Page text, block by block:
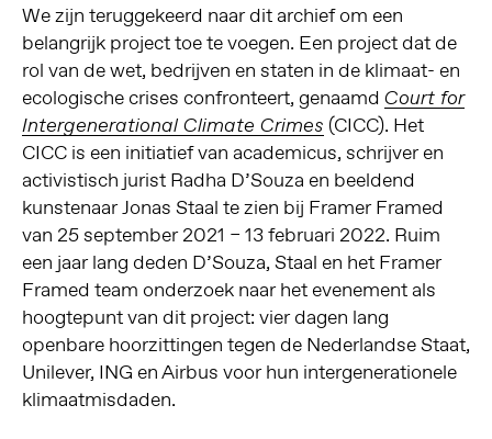
We zijn teruggekeerd naar dit archief om een
belangrijk project toe te voegen. Een project dat de
rol van de wet, bedrijven en staten in de klimaat- en
ecologische crises confronteert, genaamd Court for
Intergenerational Climate Crimes (CICC). Het
CICC is een initiatief van academicus, schrijver en
activistisch jurist Radha D’Souza en beeldend
kunstenaar Jonas Staal te zien bij Framer Framed
van 25 september 2021 – 13 februari 2022. Ruim
een jaar lang deden D’Souza, Staal en het Framer
Framed team onderzoek naar het evenement als
hoogtepunt van dit project: vier dagen lang
openbare hoorzittingen tegen de Nederlandse Staat,
Unilever, ING en Airbus voor hun intergenerationele
klimaatmisdaden.